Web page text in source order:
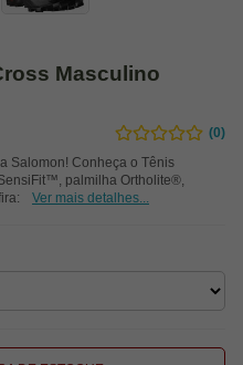
Masculino
(0)
Salomon! Conheça o Tênis
palmilha Ortholite®,
Ver mais detalhes...